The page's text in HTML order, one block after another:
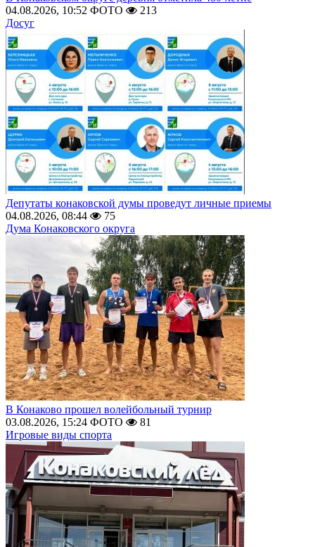
04.08.2026, 10:52 ФОТО
213
Досуг
Депутаты конаковской думы проведут личные приемы
04.08.2026, 08:44
75
Дума Конаковского округа
В Конаково прошел волейбольный турнир
03.08.2026, 15:24 ФОТО
81
Игровые виды спорта